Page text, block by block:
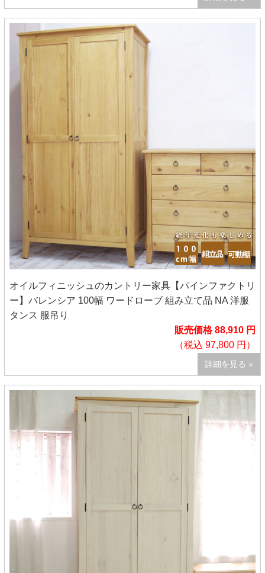
オイルフィニッシュのカントリー家具【パインファクトリ
ー】バレンシア 100幅 ワードローブ 組み立て品 NA 洋服
タンス 服吊り
販売価格 88,910 円
（税込 97,800 円）
詳細を見る »